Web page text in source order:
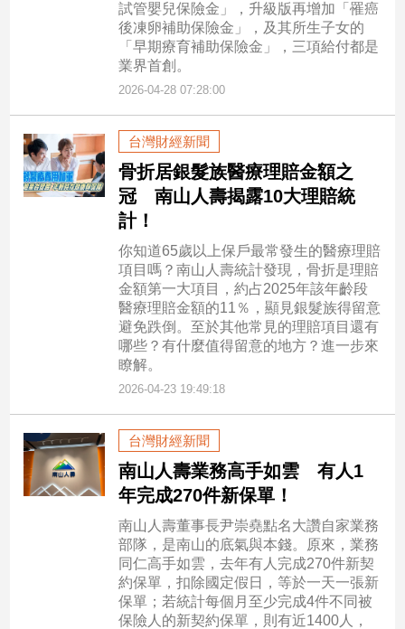
試管嬰兒保險金」，升級版再增加「罹癌
後凍卵補助保險金」，及其所生子女的
「早期療育補助保險金」，三項給付都是
業界首創。
2026-04-28 07:28:00
台灣財經新聞
骨折居銀髮族醫療理賠金額之
冠 南山人壽揭露10大理賠統
計！
你知道65歲以上保戶最常發生的醫療理賠
項目嗎？南山人壽統計發現，骨折是理賠
金額第一大項目，約占2025年該年齡段
醫療理賠金額的11％，顯見銀髮族得留意
避免跌倒。至於其他常見的理賠項目還有
哪些？有什麼值得留意的地方？進一步來
瞭解。
2026-04-23 19:49:18
台灣財經新聞
南山人壽業務高手如雲 有人1
年完成270件新保單！
南山人壽董事長尹崇堯點名大讚自家業務
部隊，是南山的底氣與本錢。原來，業務
同仁高手如雲，去年有人完成270件新契
約保單，扣除國定假日，等於一天一張新
保單；若統計每個月至少完成4件不同被
保險人的新契約保單，則有近1400人，